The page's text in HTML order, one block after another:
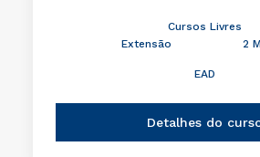
Cursos Livres
Extensão
2
EAD
Detalhes do